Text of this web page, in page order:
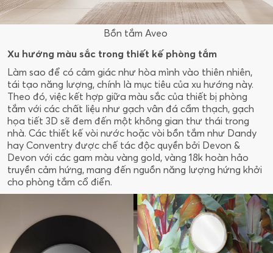
Bồn tắm Aveo
Xu hướng màu sắc trong thiết kế phòng tắm
Làm sao để có cảm giác như hòa mình vào thiên nhiên,
tái tạo năng lượng, chính là mục tiêu của xu hướng này.
Theo đó, việc kết hợp giữa màu sắc của thiết bị phòng
tắm với các chất liệu như gạch vân đá cẩm thạch, gạch
họa tiết 3D sẽ đem đến một không gian thư thái trong
nhà. Các thiết kế vòi nước hoặc vòi bồn tắm như Dandy
hay Conventry được chế tác độc quyền bởi Devon &
Devon với các gam màu vàng gold, vàng 18k hoàn hảo
truyền cảm hứng, mang đến nguồn năng lượng hứng khởi
cho phòng tắm cổ điển.